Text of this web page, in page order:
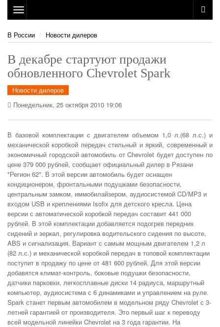
Toggle
navigation
В России
Новости дилеров
В декабре стартуют продажи
обновленного Chevrolet Spark
Новости дилеров
Понедельник, 25 октября 2010 19:06
В базовой комплектации с двигателем объемом 1,0 л.(68 л.с.) и
механической коробкой передач стильный и яркий, современный и
экономичный городской автомобиль от Chevrolet будет доступен по
цене 379 000 рублей, сообщает официальный дилер в Рязани
"Регион 62". В этой версии автомобиль будет оснащен
кондиционером, фронтальными подушками безопасности,
центральным замком, иммобилайзером, аудиосистемой CD/MP3 и
входом USB и креплениями Isofix для детского кресла. Цена
версии с автоматической коробкой передач составит 441 000
рублей. В этой комплектации добавляется подогрев передних
сидений и зеркал, регулировка водительского сидения по высоте,
ABS и сигнализация. Вариант с самым мощным двигателем 1,2 л
(82 л.с.) и механической коробкой передач в топовой комплектации
поступит в продажу по цене от 481 600 рублей. Для этой версии
добавятся климат-контроль, боковые подушки безопасности,
датчики парковки, легкосплавные диски 14 радиуса, маршрутный
компьютер, аудиосистема с 6 динамиками и управлением на руле.
Spark станет первым автомобилем в модельном ряду Chevrolet с 3-
летней гарантией от производителя. Это первый шаг к переводу
всей модельной линейки Chevrolet на 3 года гарантии. На